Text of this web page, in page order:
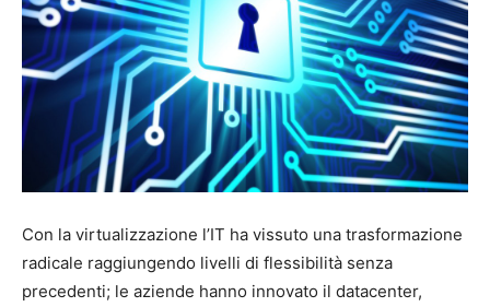
Con la virtualizzazione l’IT ha vissuto una trasformazione
radicale raggiungendo livelli di flessibilità senza
precedenti; le aziende hanno innovato il datacenter,